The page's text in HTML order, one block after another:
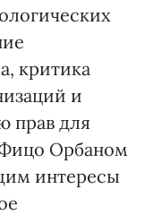
критика
и
прав для
Орбаном
интересы